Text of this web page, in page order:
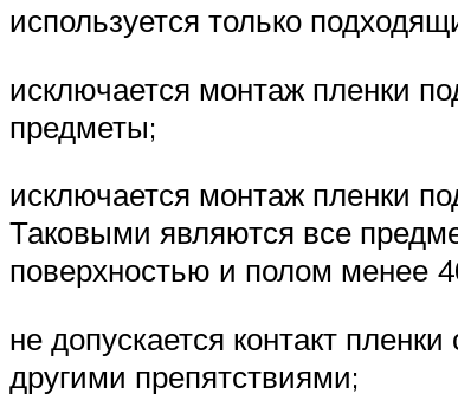
используется только
исключается монтаж пленки
предметы;
исключается монтаж пленки
Таковыми являются все
поверхностью и полом менее
не допускается контакт
другими препятствиями;